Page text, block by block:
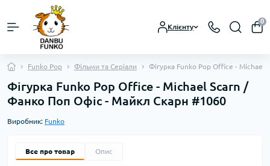
Клієнту
0
Funko Pop Фільми та Серіали Фігурка Funko Pop Office -
Фігурка Funko Pop Office - Michael Scarn /
Фанко Поп Офіс - Майкл Скарн #1060
Виробник: Funko
Все про товар Опис